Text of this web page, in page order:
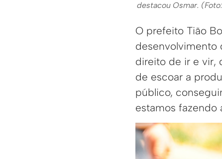
destacou Osmar.
O prefeito Tião
desenvolvimento
direito de ir e vir,
de escoar a
público,
estamos fazendo